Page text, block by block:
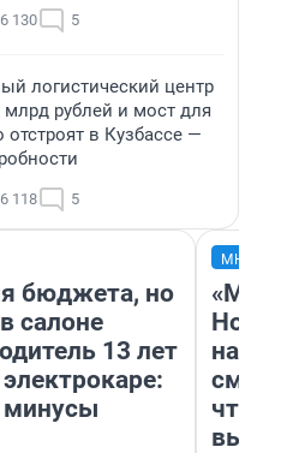
6 130 5
логистический центр
млрд рублей и мост для
отстроят в Кузбассе —
6 118 5
бюджета, но
салоне
13 лет
«Мы